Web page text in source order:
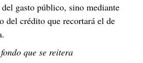
gasto público, sino mediante
del crédito que recortará el de
que se reitera